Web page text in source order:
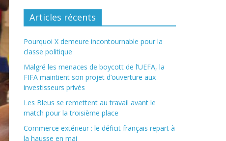
Articles récents
Pourquoi X demeure incontournable pour la
classe politique
Malgré les menaces de boycott de l’UEFA, la
FIFA maintient son projet d’ouverture aux
investisseurs privés
Les Bleus se remettent au travail avant le
match pour la troisième place
Commerce extérieur : le déficit français repart à
la hausse en mai